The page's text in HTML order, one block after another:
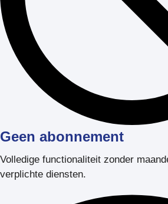
Geen abonnement
Volledige functionaliteit zonder
verplichte diensten.